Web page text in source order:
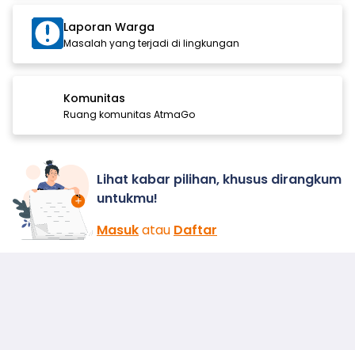
Laporan Warga
Masalah yang terjadi di lingkungan
Komunitas
Ruang komunitas AtmaGo
Lihat kabar pilihan, khusus dirangkum
untukmu!
Masukatau Daftar